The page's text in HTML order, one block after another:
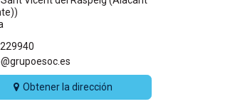
Obtener la dirección